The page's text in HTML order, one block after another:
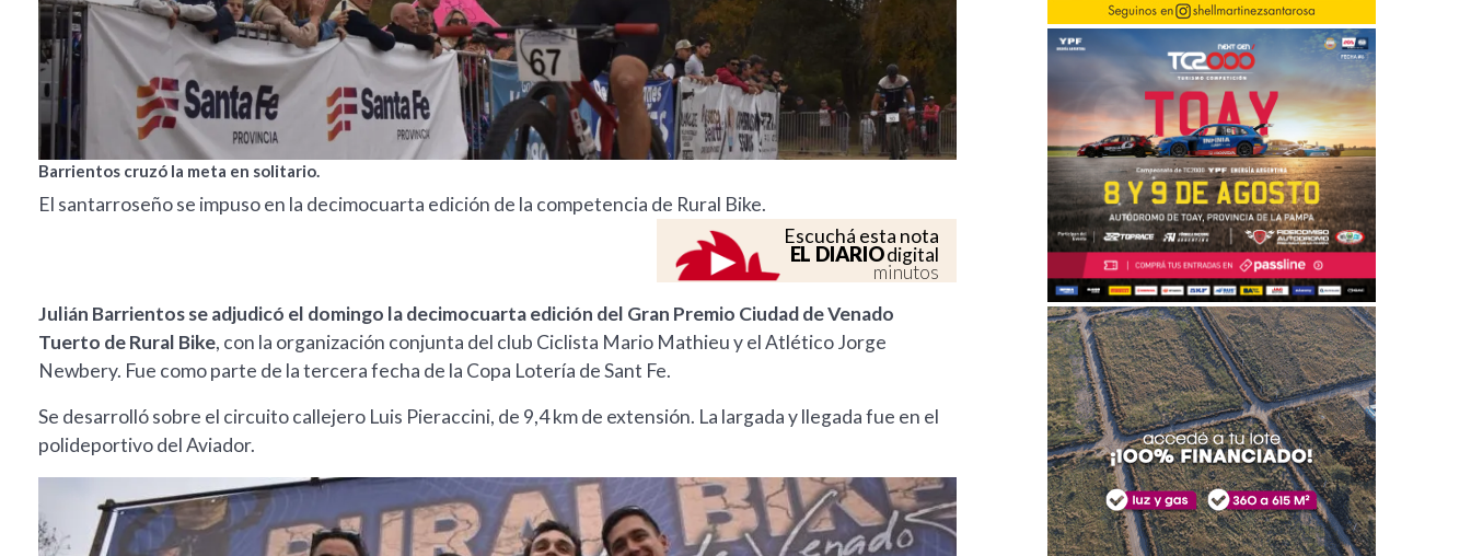
Barrientos cruzó la meta en solitario.
El santarroseño se impuso en la decimocuarta edición de la competencia de Rural Bike.
Escuchá esta nota
EL DIARIOdigital
minutos
Julián Barrientos se adjudicó el domingo la decimocuarta edición del Gran Premio Ciudad de Venado
Tuerto de Rural Bike, con la organización conjunta del club Ciclista Mario Mathieu y el Atlético Jorge
Newbery. Fue como parte de la tercera fecha de la Copa Lotería de Sant Fe.
Se desarrolló sobre el circuito callejero Luis Pieraccini, de 9,4 km de extensión. La largada y llegada fue en el
polideportivo del Aviador.